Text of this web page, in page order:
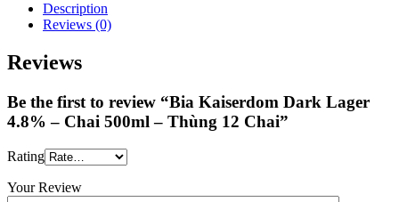
Description
Reviews (0)
Reviews
Be the first to review “Bia Kaiserdom Dark Lager
4.8% – Chai 500ml – Thùng 12 Chai”
Rating
Your Review